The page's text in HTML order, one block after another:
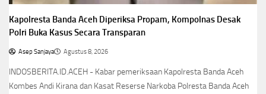
Kapolresta Banda Aceh Diperiksa Propam, Kompolnas Desak
Polri Buka Kasus Secara Transparan
Asep Sanjaya Agustus 8, 2026
INDOSBERITA.ID.ACEH - Kabar pemeriksaan Kapolresta Banda Aceh
Kombes Andi Kirana dan Kasat Reserse Narkoba Polresta Banda Aceh